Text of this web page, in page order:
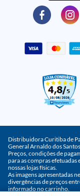
Distribuidora Curitiba de
General Arnaldo dos
Preços, condições de
para as compras efetuadas
nossas lojas físicas.
As imagens apresentadas
divergências de preços
informado no carrinho.